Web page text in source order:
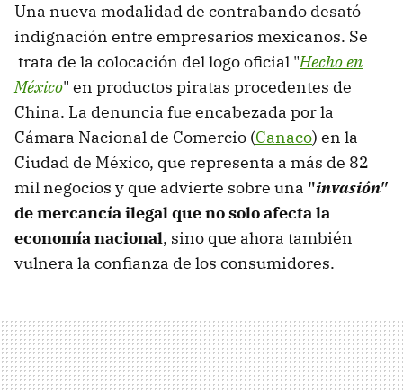
Una nueva modalidad de contrabando desató
indignación entre empresarios mexicanos. Se
trata de la colocación del logo oficial "Hecho en
México" en productos piratas procedentes de
China. La denuncia fue encabezada por la
Cámara Nacional de Comercio (Canaco) en la
Ciudad de México, que representa a más de 82
mil negocios y que advierte sobre una "invasión"
de mercancía ilegal que no solo afecta la
economía nacional, sino que ahora también
vulnera la confianza de los consumidores.